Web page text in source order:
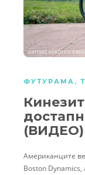
ФУТУРАМА ,
(ВИДЕО)
Американците
Boston